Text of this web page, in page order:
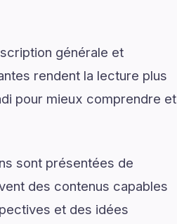
générale et
rendent la lecture plus
pour mieux comprendre et
sont présentées de
des contenus capables
et des idées